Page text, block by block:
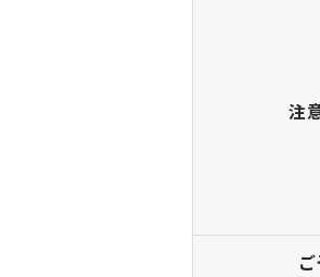
注